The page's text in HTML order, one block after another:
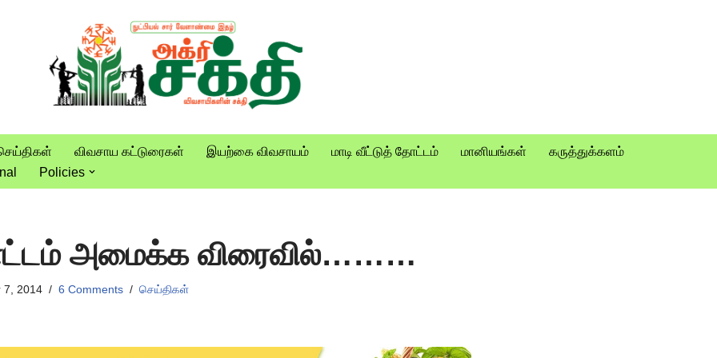
விவசாய கட்டுரைகள் இயற்கை விவசாயம் மாடி வீட்டுத் தோட்டம் மானியங்கள்
கருத்துக்களம்
Policies
அமைக்க விரைவில்………
7, 2014 6 Comments செய்திகள்